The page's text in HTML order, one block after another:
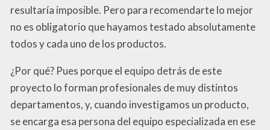
resultaría imposible. Pero para recomendarte lo mejor
no es obligatorio que hayamos testado absolutamente
todos y cada uno de los productos.
¿Por qué? Pues porque el equipo detrás de este
proyecto lo forman profesionales de muy distintos
departamentos, y, cuando investigamos un producto,
se encarga esa persona del equipo especializada en ese